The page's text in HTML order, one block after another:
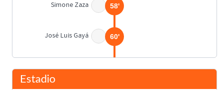
Simone Zaza 58'
José Luis Gayá 60'
61'
Estadio